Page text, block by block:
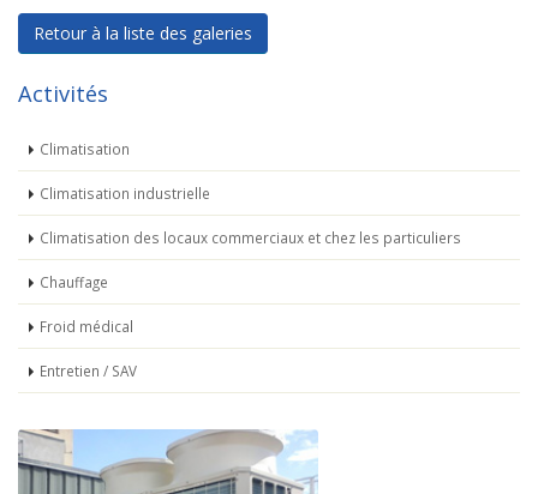
Retour à la liste des galeries
Activités
Climatisation
Climatisation industrielle
Climatisation des locaux commerciaux et chez les particuliers
Chauffage
Froid médical
Entretien / SAV